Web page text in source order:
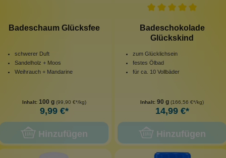
Badeschaum Glücksfee
schwerer Duft
Sandelholz + Moos
Weihrauch + Mandarine
Inhalt: 100 g (99,90 €*/kg)
9,99 €*
Hinzufügen
Badeschokolade
Glückskind
zum Glücklichsein
festes Ölbad
für ca. 10 Vollbäder
Inhalt: 90 g (166,56 €*/kg)
14,99 €*
Hinzufügen